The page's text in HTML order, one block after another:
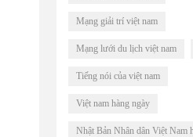
Mạng giải trí việt nam
Mạng lưới du lịch việt nam
Tiếng nói của việt nam
Việt nam hàng ngày
Nhật Bản Nhân dân Việt Nam